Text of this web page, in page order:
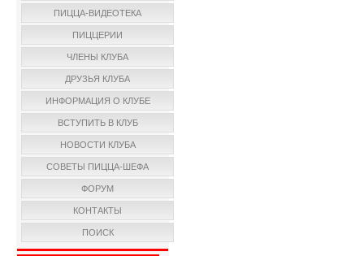
ПИЦЦА-ВИДЕОТЕКА
ПИЦЦЕРИИ
ЧЛЕНЫ КЛУБА
ДРУЗЬЯ КЛУБА
ИНФОРМАЦИЯ О КЛУБЕ
ВСТУПИТЬ В КЛУБ
НОВОСТИ КЛУБА
СОВЕТЫ ПИЦЦА-ШЕФА
ФОРУМ
КОНТАКТЫ
ПОИСК